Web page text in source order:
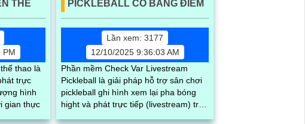
THỂ
PM
thao là
trực
hình
gian thực
PICKLEBALL CÓ BẢNG ĐIỂM
Lần xem: 3177
12/10/2025 9:36:03 AM
Phần mềm Check Var Livestream
Pickleball là giải pháp hỗ trợ sân chơi
pickleball ghi hình xem lại pha bóng
hight và phát trực tiếp (livestream) trận